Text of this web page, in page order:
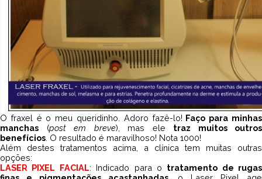
O fraxel é o meu queridinho. Adoro fazê-lo! Faço para minhas
manchas (post em breve), mas ele traz muitos outros
benefícios . O resultado é maravilhoso! Nota 1000!
Além destes tratamentos acima, a clínica tem muitas outras
opções:
LASER PIXEL FACIAL: Indicado para o tratamento de rugas